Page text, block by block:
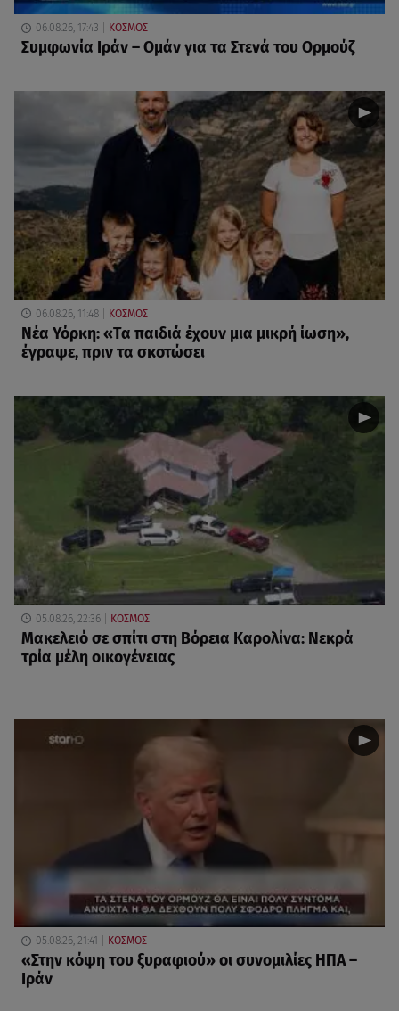
06.08.26, 17:43 ΚΟΣΜΟΣ
Συμφωνία Ιράν – Ομάν για τα Στενά του Ορμούζ
06.08.26, 11:48 ΚΟΣΜΟΣ
Νέα Υόρκη: «Τα παιδιά έχουν μια μικρή ίωση»,
έγραψε, πριν τα σκοτώσει
05.08.26, 22:36 ΚΟΣΜΟΣ
Μακελειό σε σπίτι στη Βόρεια Καρολίνα: Νεκρά
τρία μέλη οικογένειας
05.08.26, 21:41 ΚΟΣΜΟΣ
«Στην κόψη του ξυραφιού» οι συνομιλίες ΗΠΑ –
Ιράν